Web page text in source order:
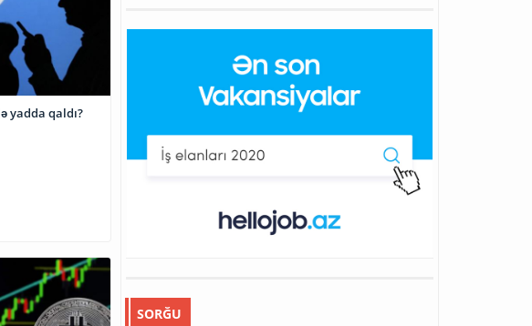
yadda qaldı?
SORĞU